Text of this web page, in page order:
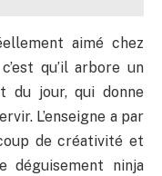
aimé chez
qu’il arbore un
du jour, qui donne
L’enseigne a par
de créativité et
déguisement ninja